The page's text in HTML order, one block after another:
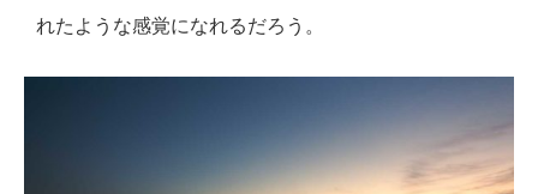
れたような感覚になれるだろう。